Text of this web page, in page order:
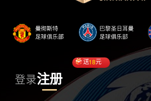
登录注册
送18元